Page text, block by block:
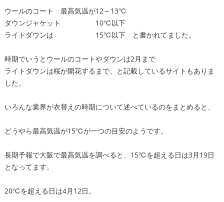
ウールのコート 最高気温が12～13℃
ダウンジャケット 10℃以下
ライトダウンは 15℃以下 と書かれてました。
時期でいうとウールのコートやダウンは2月まで
ライトダウンは桜が開花するまで、と記載しているサイトもありま
した。
いろんな業界が衣替えの時期について述べているのをまとめると、
どうやら最高気温が15℃が一つの目安のようです。
長期予報で大阪で最高気温を調べると、15℃を超える日は3月19日
となってます。
20℃を超える日は4月12日。